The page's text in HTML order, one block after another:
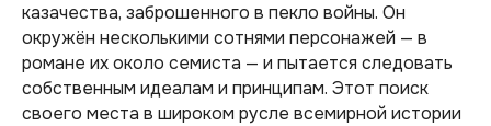
казачества, заброшенного в пекло войны. Он
окружён несколькими сотнями персонажей — в
романе их около семиста — и пытается следовать
собственным идеалам и принципам. Этот поиск
своего места в широком русле всемирной истории